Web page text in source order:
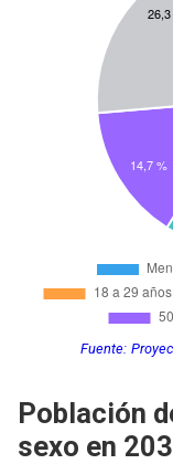
Fuente:
Población
sexo en